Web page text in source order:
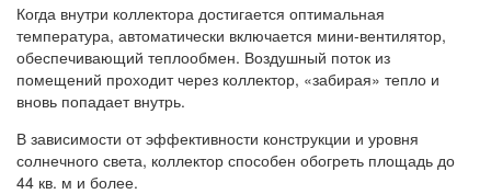
Когда внутри коллектора достигается оптимальная
температура, автоматически включается мини-вентилятор,
обеспечивающий теплообмен. Воздушный поток из
помещений проходит через коллектор, «забирая» тепло и
вновь попадает внутрь.
В зависимости от эффективности конструкции и уровня
солнечного света, коллектор способен обогреть площадь до
44 кв. м и более.